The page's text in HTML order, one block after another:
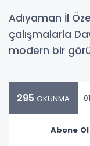
Adıyaman İl
çalışmalarla
modern bir
295 OKUNMA
Abone Ol